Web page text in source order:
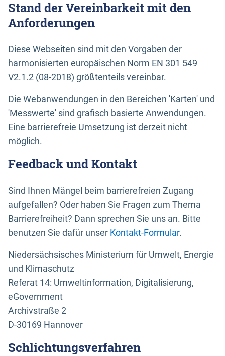
Stand der Vereinbarkeit mit den
Anforderungen
Diese Webseiten sind mit den Vorgaben der
harmonisierten europäischen Norm EN 301 549
V2.1.2 (08-2018) größtenteils vereinbar.
Die Webanwendungen in den Bereichen 'Karten' und
'Messwerte' sind grafisch basierte Anwendungen.
Eine barrierefreie Umsetzung ist derzeit nicht
möglich.
Feedback und Kontakt
Sind Ihnen Mängel beim barrierefreien Zugang
aufgefallen? Oder haben Sie Fragen zum Thema
Barrierefreiheit? Dann sprechen Sie uns an. Bitte
benutzen Sie dafür unser Kontakt-Formular.
Niedersächsisches Ministerium für Umwelt, Energie
und Klimaschutz
Referat 14: Umweltinformation, Digitalisierung,
eGovernment
Archivstraße 2
D-30169 Hannover
Schlichtungsverfahren